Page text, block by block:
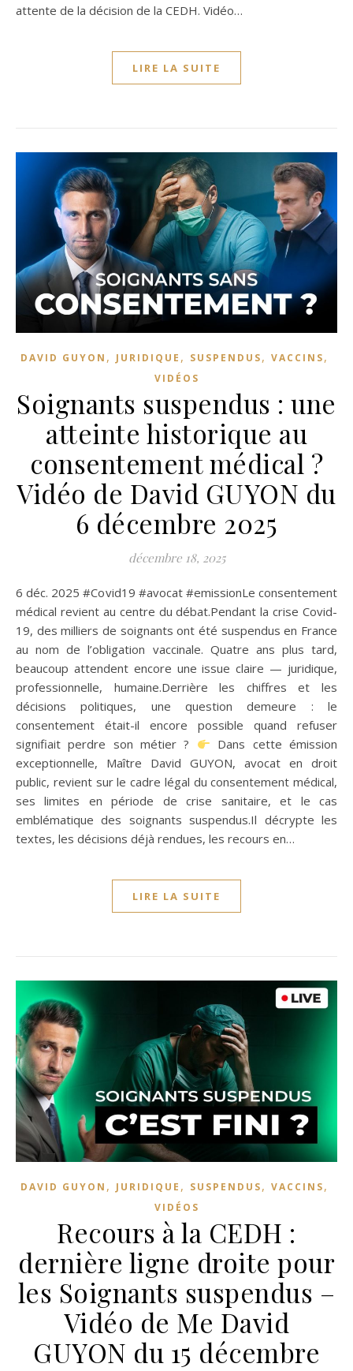
attente de la décision de la CEDH. Vidéo…
LIRE LA SUITE
DAVID GUYON , JURIDIQUE , SUSPENDUS, VACCINS,
VIDÉOS
Soignants suspendus : une
atteinte historique au
consentement médical ?
Vidéo de David GUYON du
6 décembre 2025
décembre 18, 2025
6 déc. 2025 #Covid19 #avocat #emissionLe consentement
médical revient au centre du débat.Pendant la crise Covid-
19, des milliers de soignants ont été suspendus en France
au nom de l’obligation vaccinale. Quatre ans plus tard,
beaucoup attendent encore une issue claire — juridique,
professionnelle, humaine.Derrière les chiffres et les
décisions politiques, une question demeure : le
consentement était-il encore possible quand refuser
signifiait perdre son métier ?
Dans cette émission
exceptionnelle, Maître David GUYON, avocat en droit
public, revient sur le cadre légal du consentement médical,
ses limites en période de crise sanitaire, et le cas
emblématique des soignants suspendus.Il décrypte les
textes, les décisions déjà rendues, les recours en…
LIRE LA SUITE
DAVID GUYON , JURIDIQUE , SUSPENDUS, VACCINS,
VIDÉOS
Recours à la CEDH :
dernière ligne droite pour
les Soignants suspendus –
Vidéo de Me David
GUYON du 15 décembre